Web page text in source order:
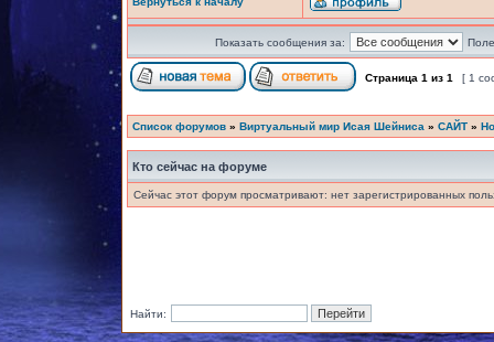
Показать сообщения за:
Страница 1 из 1 [ 1
Список форумов » Виртуальный мир Исая Шейниса » САЙТ »
Кто сейчас на форуме
Сейчас этот форум просматривают: нет зарегистрированных
Найти: